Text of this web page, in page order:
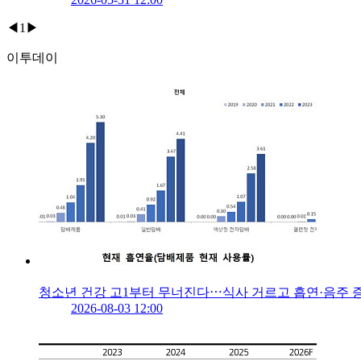
◀ 1 ▶
이투데이
청소년 건강 고1부터 무너진다⋯식사 거르고 흡연·음주
2026-08-03 12:00